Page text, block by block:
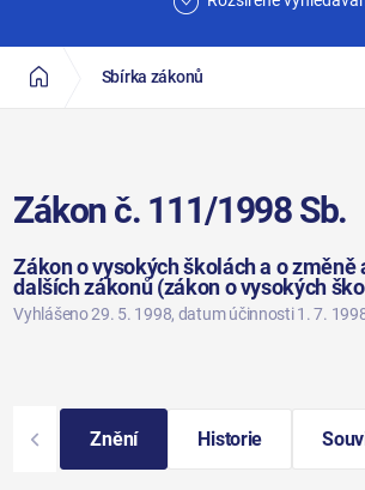
Sbírka zákonů
Zákon č. 111/1998 Sb.
Zákon o vysokých školách a o změně
dalších zákonů (zákon o vysokých
Vyhlášeno 29. 5. 1998, datum účinnosti 1. 7.
Znění Historie